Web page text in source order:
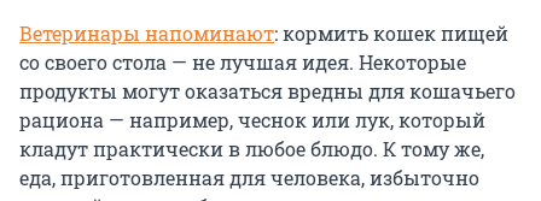
Ветеринары напоминают: кормить кошек пищей
со своего стола — не лучшая идея. Некоторые
продукты могут оказаться вредны для кошачьего
рациона — например, чеснок или лук, который
кладут практически в любое блюдо. К тому же,
еда, приготовленная для человека, избыточно